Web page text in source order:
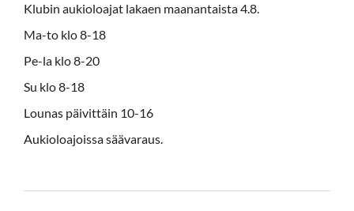
Klubin aukioloajat lakaen maanantaista 4.8.
Ma-to klo 8-18
Pe-la klo 8-20
Su klo 8-18
Lounas päivittäin 10-16
Aukioloajoissa säävaraus.